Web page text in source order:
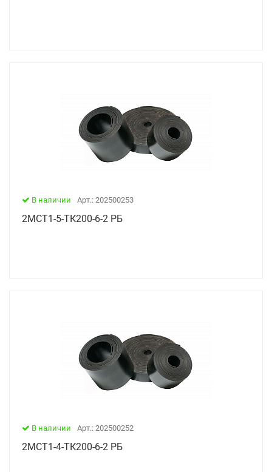
В наличии Арт.: 202500253
2МСТ1-5-ТК200-6-2 РБ
В наличии Арт.: 202500252
2МСТ1-4-ТК200-6-2 РБ